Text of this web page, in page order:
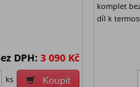
DPH: 3 090 Kč
Koupit
ks
komplet
díl k